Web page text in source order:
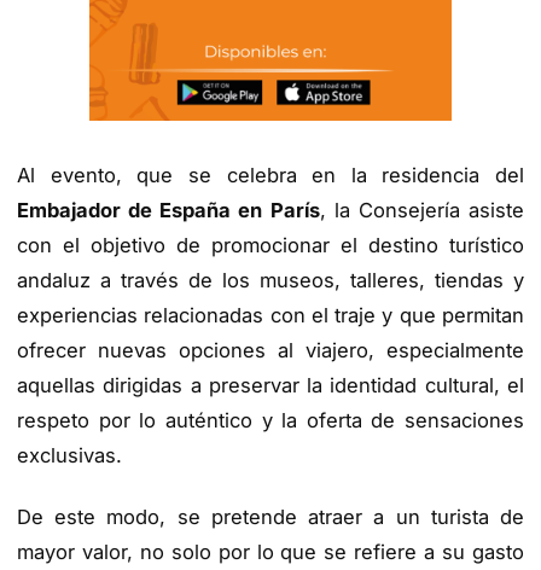
Al evento, que se celebra en la residencia del
Embajador de España en París, la Consejería asiste
con el objetivo de promocionar el destino turístico
andaluz a través de los museos, talleres, tiendas y
experiencias relacionadas con el traje y que permitan
ofrecer nuevas opciones al viajero, especialmente
aquellas dirigidas a preservar la identidad cultural, el
respeto por lo auténtico y la oferta de sensaciones
exclusivas.
De este modo, se pretende atraer a un turista de
mayor valor, no solo por lo que se refiere a su gasto